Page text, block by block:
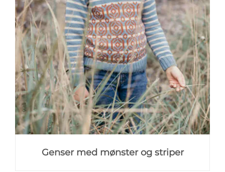
Genser med mønster og striper